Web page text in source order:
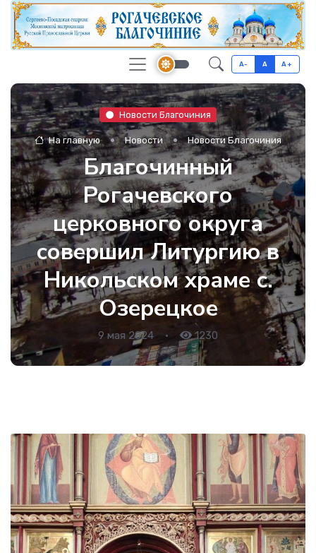
A- A A+
Новости Благочиния
На главную Новости Новости Благочиния
Благочинный
Рогачевского
церковного округа
совершил Литургию в
Никольском храме с.
Озерецкое
9 мая 2024 • 1230